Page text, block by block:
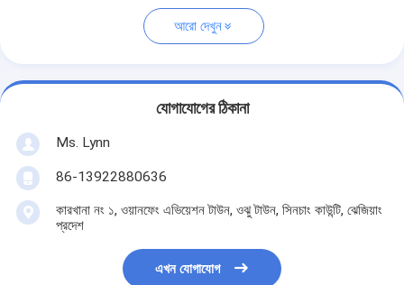
আরো দেখুন
যোগাযোগের ঠিকানা
Ms. Lynn
86-13922880636
কারখানা নং ১, ওয়ানফেং এভিয়েশন টাউন, ওঝু টাউন, সিনচাং কাউন্টি, ঝেজিয়াং
প্রদেশ
এখন যোগাযোগ